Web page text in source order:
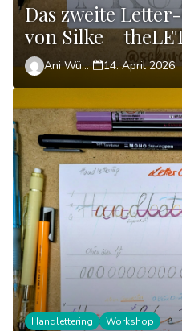
Das zweite
von Silke –
Ani Wünsch 14. April 2026
Handlettering Workshop